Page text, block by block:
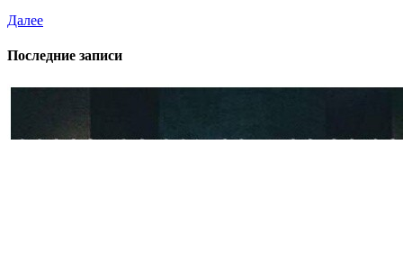
Далее
Последние записи